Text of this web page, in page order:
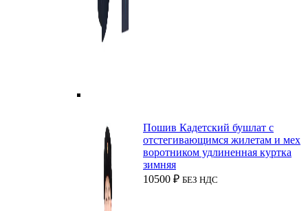
Пошив Кадетский бушлат с
отстегивающимся жилетам и мех
воротником удлиненная куртка
зимняя
10500 ₽ БЕЗ НДС